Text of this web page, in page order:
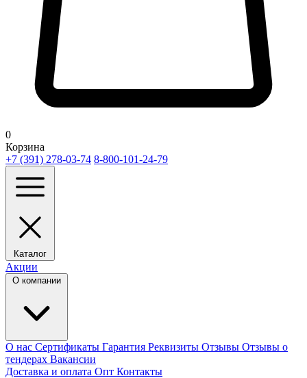
0
Корзина
+7 (391) 278-03-74 8-800-101-24-79
Каталог
Акции
О компании
О нас Сертификаты Гарантия Реквизиты Отзывы Отзывы о
тендерах Вакансии
Доставка и оплата Опт Контакты